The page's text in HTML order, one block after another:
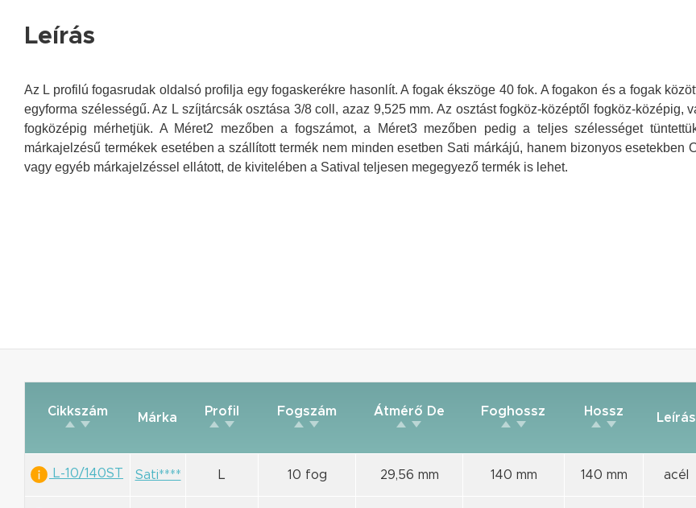
Leírás
Az L profilú fogasrudak oldalsó profilja egy fogaskerékre hasonlít. A fogak ékszöge 40 fok. A fogakon és a fogak
egyforma szélességű. Az L szíjtárcsák osztása 3/8 coll, azaz 9,525 mm. Az osztást fogköz-középtől fogköz-középig,
fogközépig mérhetjük. A Méret2 mezőben a fogszámot, a Méret3 mezőben pedig a teljes szélességet
márkajelzésű termékek esetében a szállított termék nem minden esetben Sati márkájú, hanem bizonyos esetekben
vagy egyéb márkajelzéssel ellátott, de kivitelében a Satival teljesen megegyező termék is lehet.
Cikkszám Márka Profil Fogszám Átmérő De Foghossz Hossz Leírás
L-10/140ST Sati**** L 10 fog 29,56 mm 140 mm 140 mm acél